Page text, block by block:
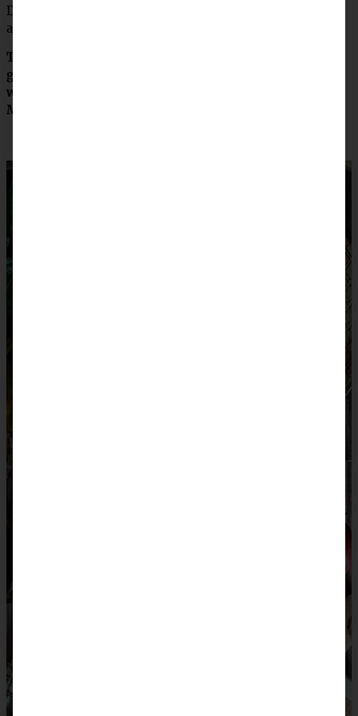
Den Kuchen 40 – 45 Minuten backen, in der Form
auskühlen lassen.
Tipp: bei Oma wurde der Kuchen immer genau so
gebacken und war prima, allerdings der Boden etwas
weich. Daher backe ich mir den Boden immer erst 15
Minuten vor! Macht es, wie Ihr es lieber mögt!